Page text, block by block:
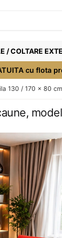
/ COLTARE
cu flota
130 / 170 x 80